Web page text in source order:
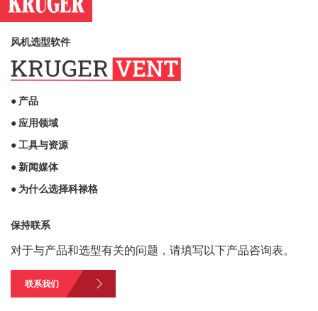
风机选型软件
● 产品
● 应用领域
● 工具与资源
● 新闻媒体
● 为什么选择科禄格
保持联系
对于与产品和选型有关的问题，请填写以下产品咨询表。
联系我们